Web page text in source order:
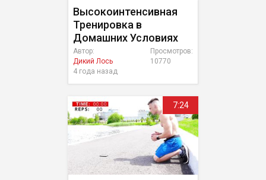
Высокоинтенсивная
Тренировка в
Домашних Условиях
Просмотров:
10770
Автор:
Дикий Лось
4 года назад
7:24